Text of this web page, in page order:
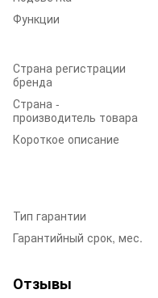
Функции
Страна регистрации
бренда
Страна -
производитель товара
Короткое описание
Тип гарантии
Гарантийный срок, мес.
Отзывы